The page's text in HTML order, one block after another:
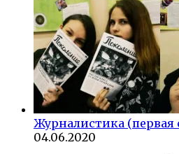
Журналистика (первая
04.06.2020